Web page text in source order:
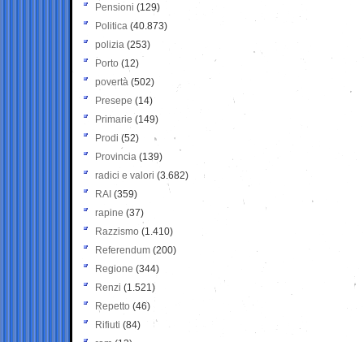
Pensioni (129)
Politica (40.873)
polizia (253)
Porto (12)
povertà (502)
Presepe (14)
Primarie (149)
Prodi (52)
Provincia (139)
radici e valori (3.682)
RAI (359)
rapine (37)
Razzismo (1.410)
Referendum (200)
Regione (344)
Renzi (1.521)
Repetto (46)
Rifiuti (84)